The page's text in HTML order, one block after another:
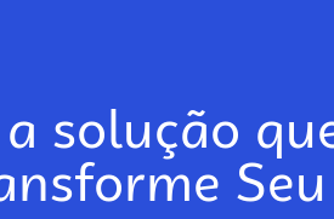
solução